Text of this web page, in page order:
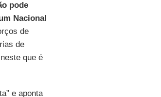
pode
Nacional
de
de
que é
e aponta